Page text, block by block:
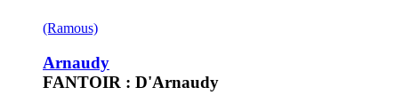
(Ramous)
Arnaudy
FANTOIR : D'Arnaudy